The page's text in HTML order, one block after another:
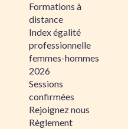
Formations à
distance
Index égalité
professionnelle
femmes-hommes
2026
Sessions
confirmées
Rejoignez nous
Règlement